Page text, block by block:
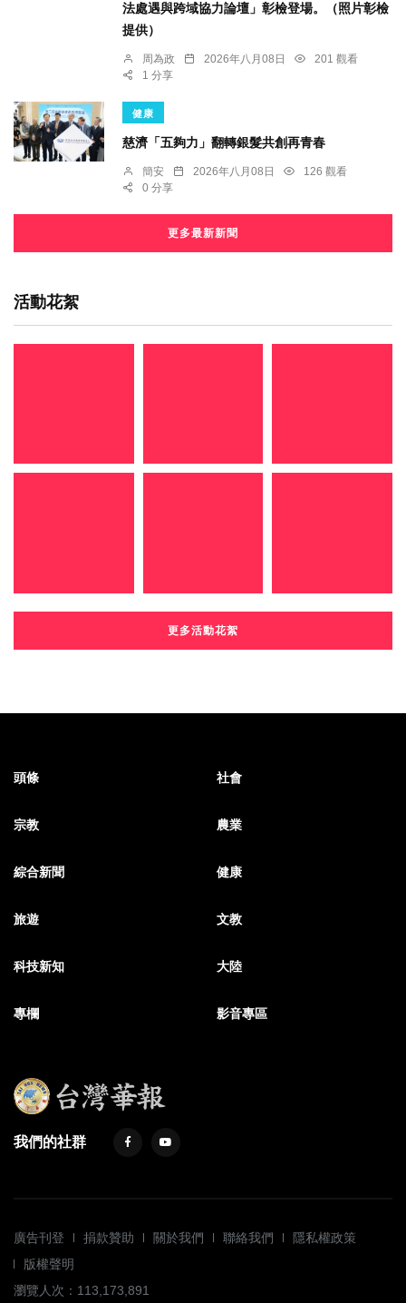
法處遇與跨域協力論壇」彰檢登場。（照片彰檢
提供）
周為政 2026年八月08日
201 觀看
1 分享
健康
慈濟「五夠力」翻轉銀髮共創再青春
簡安 2026年八月08日
126 觀看
0 分享
更多最新新聞
活動花絮
更多活動花絮
頭條 社會
宗教 農業
綜合新聞 健康
旅遊 文教
科技新知 大陸
專欄 影音專區
我們的社群
廣告刊登 捐款贊助 關於我們 聯絡我們
隱私權政策
版權聲明
瀏覽人次：113,173,891